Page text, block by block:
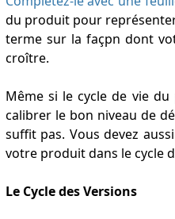
du produit pour
terme sur la façpn dont
croître.
Même si le cycle de vie
calibrer le bon niveau de
suffit pas. Vous devez
votre produit dans le cycle
Le Cycle des Versions